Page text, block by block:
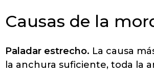
Causas de la
Paladar estrecho. La causa
la anchura suficiente, toda la